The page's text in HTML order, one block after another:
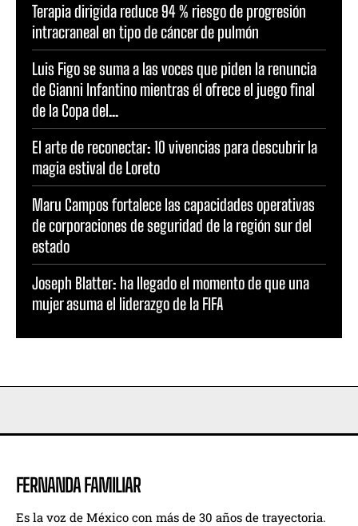
Terapia dirigida reduce 94 % riesgo de progresión
intracraneal en tipo de cáncer de pulmón
Luis Figo se suma a las voces que piden la renuncia
de Gianni Infantino mientras él ofrece el juego final
de la Copa del...
El arte de reconectar: 10 vivencias para descubrir la
magia estival de Loreto
Maru Campos fortalece las capacidades operativas
de corporaciones de seguridad de la región sur del
estado
Joseph Blatter: ha llegado el momento de que una
mujer asuma el liderazgo de la FIFA
FERNANDA FAMILIAR
Es la voz de México con más de 30 años de trayectoria.